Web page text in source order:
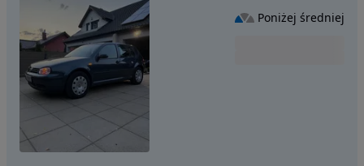
Poniżej średniej